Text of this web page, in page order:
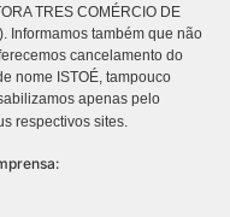
TRES COMÉRCIO DE
Informamos também que não
cancelamento do
nome ISTOÉ, tampouco
apenas pelo
respectivos sites.